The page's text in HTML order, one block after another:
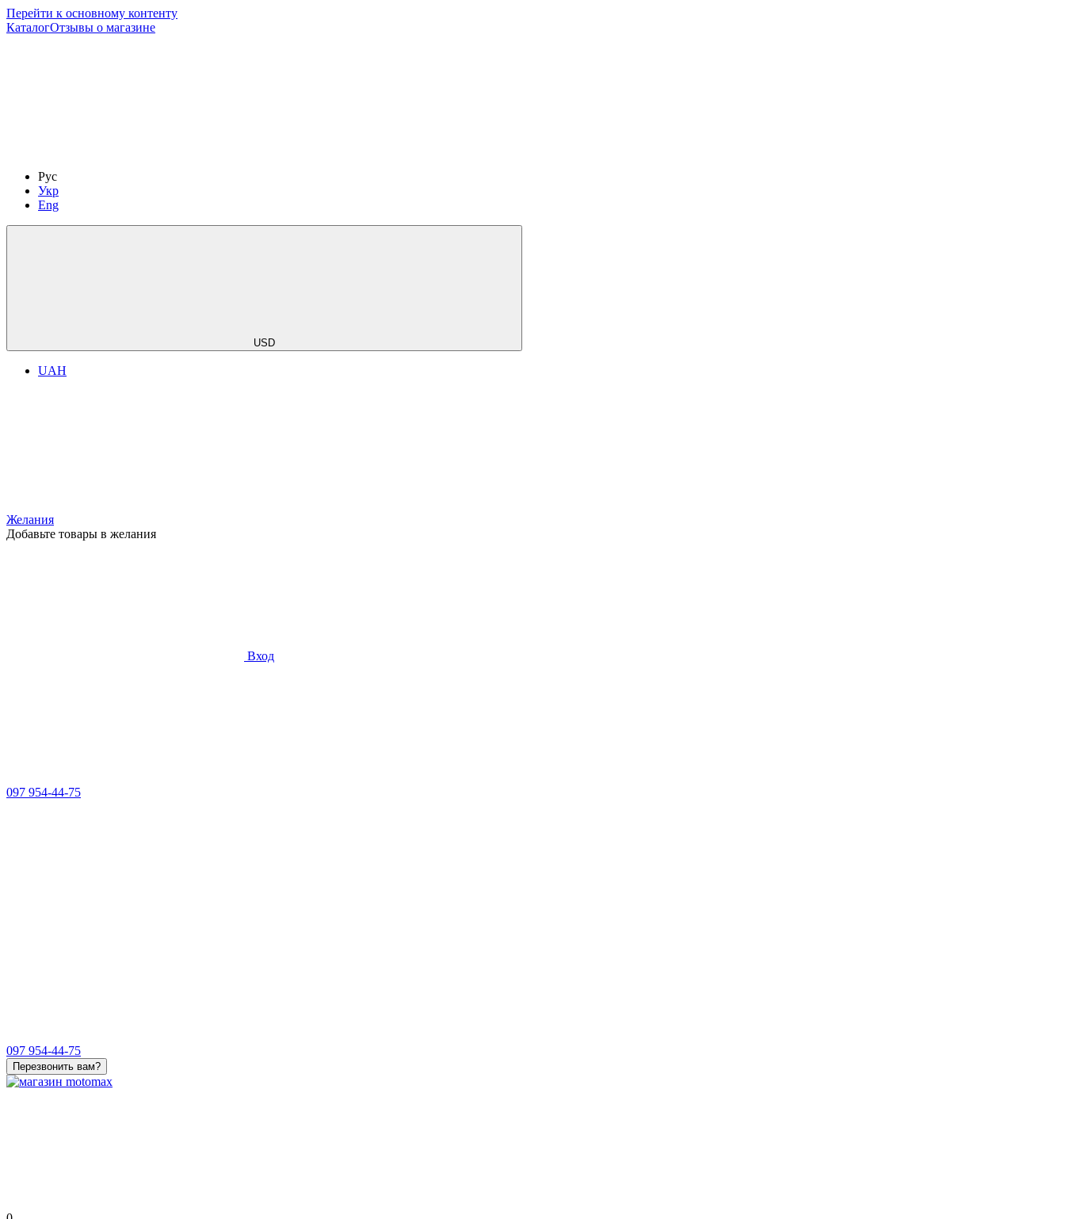
Перейти к основному контенту
КаталогОтзывы о магазине
Рус
Укр
Eng
USD
UAH
Желания
Добавьте товары в желания
Вход
097 954-44-75
097 954-44-75
Перезвонить вам?